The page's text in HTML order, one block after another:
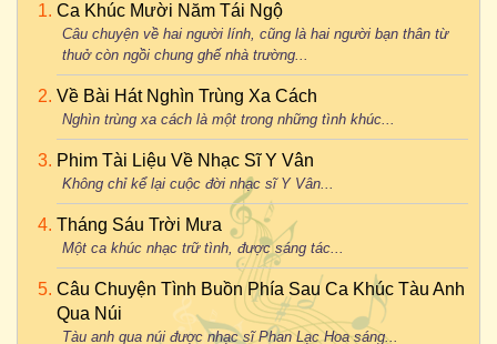
Ca Khúc Mười Năm Tái Ngộ
Câu chuyện về hai người lính, cũng là hai người bạn thân từ
thuở còn ngồi chung ghế nhà trường...
Về Bài Hát Nghìn Trùng Xa Cách
Nghìn trùng xa cách là một trong những tình khúc...
Phim Tài Liệu Về Nhạc Sĩ Y Vân
Không chỉ kể lại cuộc đời nhạc sĩ Y Vân...
Tháng Sáu Trời Mưa
Một ca khúc nhạc trữ tình, được sáng tác...
Câu Chuyện Tình Buồn Phía Sau Ca Khúc Tàu Anh
Qua Núi
Tàu anh qua núi được nhạc sĩ Phan Lạc Hoa sáng...